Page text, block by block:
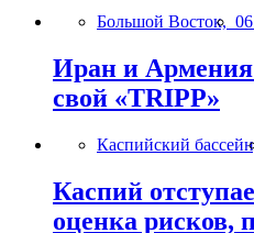
Большой Восток,
Иран и
свой «TRIPP»
Каспийский
Каспий
оценка рисков,